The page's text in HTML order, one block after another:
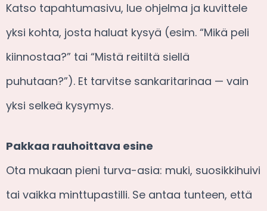
Katso tapahtumasivu, lue ohjelma ja kuvittele
yksi kohta, josta haluat kysyä (esim. “Mikä peli
kiinnostaa?” tai “Mistä reitiltä siellä
puhutaan?”). Et tarvitse sankaritarinaa — vain
yksi selkeä kysymys.
Pakkaa rauhoittava esine
Ota mukaan pieni turva-asia: muki, suosikkihuivi
tai vaikka minttupastilli. Se antaa tunteen, että